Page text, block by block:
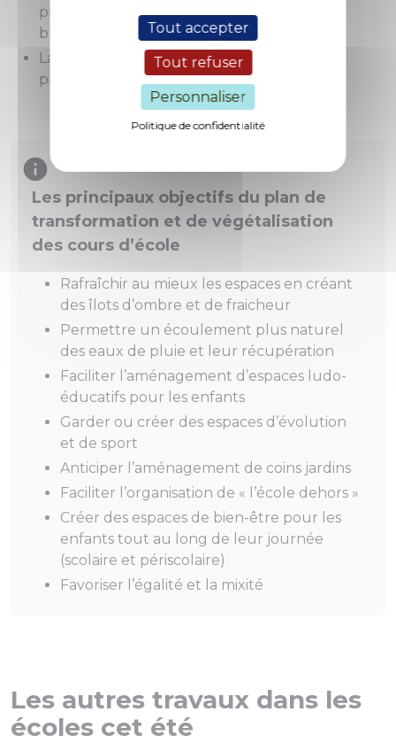
Tout accepter
Tout refuser
Personnaliser
Politique de confidentialité
parcours de fleurs (avec graines vivaces et
bulbes)
La réalisation de pancartes franco-allemand
pour expliquer le parcours
Les principaux objectifs du plan de
transformation et de végétalisation
des cours d’école
Rafraîchir au mieux les espaces en créant
des îlots d’ombre et de fraicheur
Permettre un écoulement plus naturel
des eaux de pluie et leur récupération
Faciliter l’aménagement d’espaces ludo-
éducatifs pour les enfants
Garder ou créer des espaces d’évolution
et de sport
Anticiper l’aménagement de coins jardins
Faciliter l’organisation de « l’école dehors »
Créer des espaces de bien-être pour les
enfants tout au long de leur journée
(scolaire et périscolaire)
Favoriser l’égalité et la mixité
Les autres travaux dans les
écoles cet été